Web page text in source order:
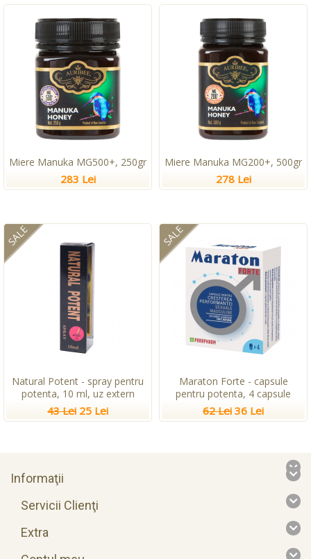
Miere Manuka MG500+, 250gr
283 Lei
Miere Manuka MG200+, 500gr
278 Lei
SALE
Natural Potent - spray pentru
potenta, 10 ml, uz extern
43 Lei 25 Lei
SALE
Maraton Forte - capsule
pentru potenta, 4 capsule
62 Lei 36 Lei
Informaţii
Servicii Clienţi
Extra